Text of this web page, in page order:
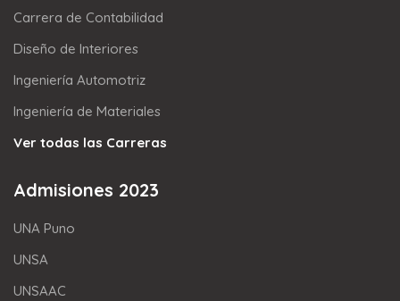
Carrera de Contabilidad
Diseño de Interiores
Ingeniería Automotriz
Ingeniería de Materiales
Ver todas las Carreras
Admisiones 2023
UNA Puno
UNSA
UNSAAC